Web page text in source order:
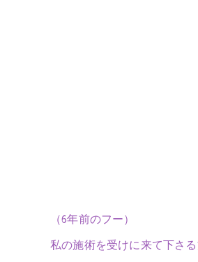
（6年前のフー）
私の施術を受けに来て下さ